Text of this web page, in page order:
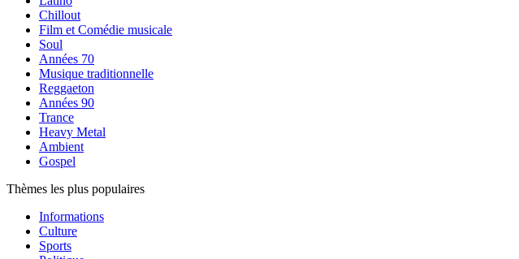
Chillout
Film et Comédie musicale
Soul
Années 70
Musique traditionnelle
Reggaeton
Années 90
Trance
Heavy Metal
Ambient
Gospel
Thèmes les plus populaires
Informations
Culture
Sports